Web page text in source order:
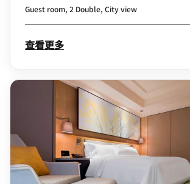
Guest room, 2 Double, City view
查看更多